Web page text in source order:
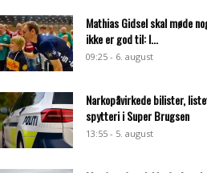
Mathias Gidsel skal møde
ikke er god til: I...
09:25 - 6. august
Narkopåvirkede bilister,
spytteri i Super Brugsen
13:55 - 5. august